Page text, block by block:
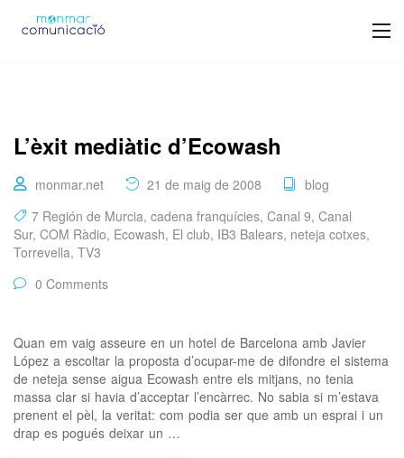
L’èxit mediàtic d’Ecowash
monmar.net 21 de maig de 2008
blog
7 Región de Murcia, cadena franquícies, Canal 9, Canal
Sur, COM Ràdio, Ecowash, El club, IB3 Balears, neteja cotxes,
Torrevella, TV3
0 Comments
Quan em vaig asseure en un hotel de Barcelona amb Javier
López a escoltar la proposta d’ocupar-me de difondre el sistema
de neteja sense aigua Ecowash entre els mitjans, no tenia
massa clar si havia d’acceptar l’encàrrec. No sabia si m’estava
prenent el pèl, la veritat: com podia ser que amb un esprai i un
drap es pogués deixar un …